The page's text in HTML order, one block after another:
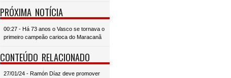
PRÓXIMA NOTÍCIA
00:27 - Há 73 anos o Vasco se tornava o
primeiro campeão carioca do Maracanã
CONTEÚDO RELACIONADO
27/01/24 - Ramón Díaz deve promover